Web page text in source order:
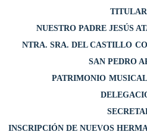
NUESTRO PADRE JESÚS
NTRA. SRA. DEL CASTILLO
SAN PEDRO
PATRIMONIO MUSICAL
INSCRIPCIÓN DE NUEVOS